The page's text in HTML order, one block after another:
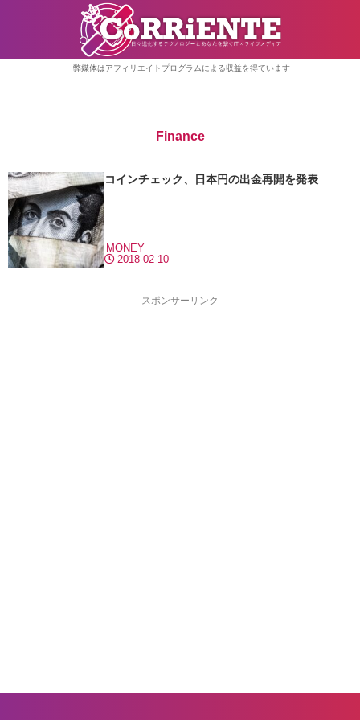
弊媒体はアフィリエイトプログラムによる収益を得ています
Finance
コインチェック、日本円の出金再開を発表
2018-02-10
MONEY
スポンサーリンク